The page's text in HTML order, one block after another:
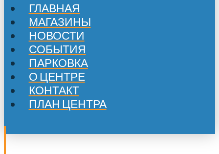
ГЛАВНАЯ
МАГАЗИНЫ
НОВОСТИ
СОБЫТИЯ
ПАРКОВКА
О ЦЕНТРЕ
КОНТАКТ
ПЛАН ЦЕНТРА